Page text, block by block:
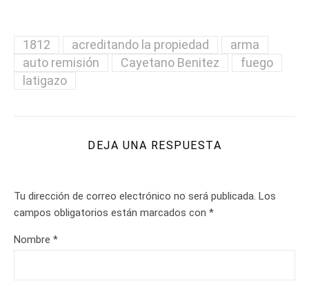
1812 acreditando la propiedad
arma
auto remisión
Cayetano Benitez
fuego
latigazo
DEJA UNA RESPUESTA
Tu dirección de correo electrónico no será publicada. Los
campos obligatorios están marcados con *
Nombre *